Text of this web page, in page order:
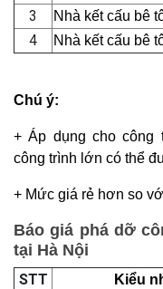
3 Nhà kết cấu bê
4 Nhà kết cấu bê
Chú ý:
+ Áp dụng cho công
công trình lớn có thể
+ Mức giá rẻ hơn so
Báo giá phá dỡ
tại Hà Nội
STT Kiểu